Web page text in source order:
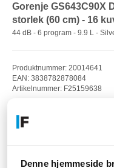
Denne hjemmeside
Gorenje GS643C90X
storlek (60 cm) - 16
44 dB - 6 program - 9.9 L -
Produktnummer: 20014641
EAN: 3838782878084
Artikelnummer: F25159638